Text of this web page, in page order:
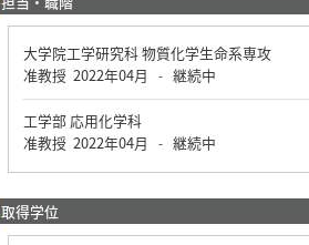
大学院工学研究科 物質化学生命系専攻
准教授 2022年04月 - 継続中
工学部 応用化学科
准教授 2022年04月 - 継続中
取得学位